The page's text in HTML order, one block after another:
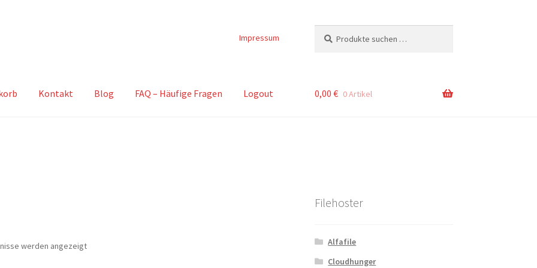
Impressum
nach:
Kontakt Blog FAQ – Häufige Fragen Logout 0,00 € 0 Artikel
werden angezeigtNach
Filehoster
Alfafile
Cloudhunger